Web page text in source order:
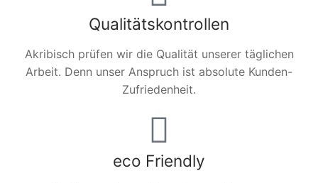
Qualitätskontrollen
Akribisch prüfen wir die Qualität unserer täglichen
Arbeit. Denn unser Anspruch ist absolute Kunden-
Zufriedenheit.
eco Friendly